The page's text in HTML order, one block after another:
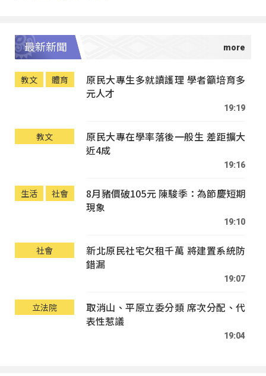
最新新聞
教文 體育
原民大專生多就讀護理 學者籲培育多
元人才
19:19
教文
原民大專在學率落後一般生 差距擴大
近4成
19:16
生活 社會
8月豬價破105元 陳駿季：為節慶短期
現象
19:10
社會
新北原民社宅欠租千萬 將建置系統防
錯漏
19:07
立法院
取消山、平原立委分類 席次分配、代
表性惹議
19:04